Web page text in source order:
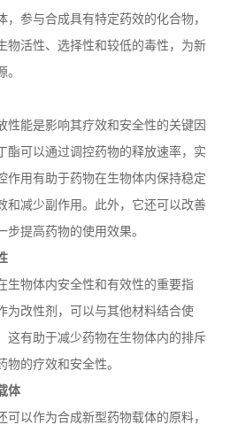
参与合成具有特定药效的化合物，
物活性、选择性和较低的毒性，为新
性能是影响其疗效和安全性的关键因
酯可以通过调控药物的释放速率，实
作用有助于药物在生物体内保持稳定
和减少副作用。此外，它还可以改善
提高药物的使用效果。
生物体内安全性和有效性的重要指
为改性剂，可以与其他材料结合使
这有助于减少药物在生物体内的排斥
的疗效和安全性。
体
可以作为合成新型药物载体的原料，